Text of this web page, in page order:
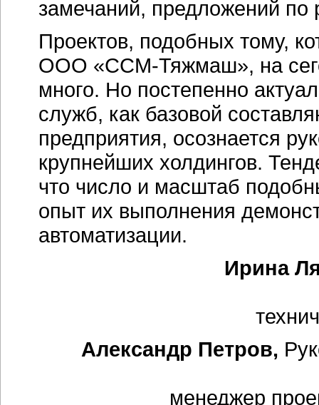
замечаний, предложений по
Проектов, подобных тому,
ООО «ССМ-Тяжмаш», на
много. Но постепенно
служб, как базовой
предприятия, осознается
крупнейших холдингов.
что число и масштаб
опыт их выполнения
автоматизации.
Ирина
Александр Петров,
менеджер